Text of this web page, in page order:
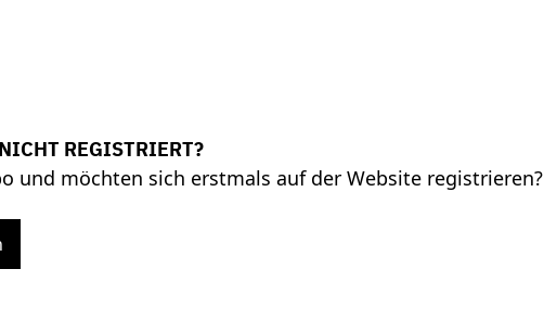
REGISTRIERT?
und möchten sich erstmals auf der Website registrieren?